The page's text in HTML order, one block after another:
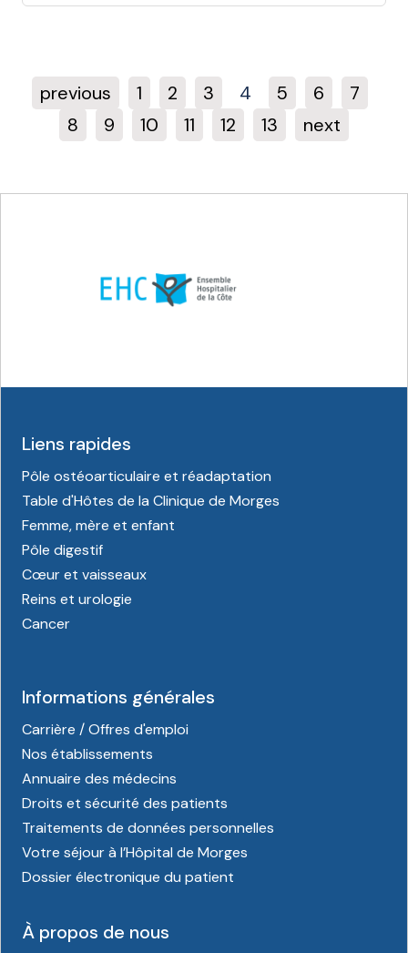
previous 1 2 3 4 5 6
7
8
9 10 11 12 13 next
Liens rapides
Pôle ostéoarticulaire et réadaptation
Table d'Hôtes de la Clinique de Morges
Femme, mère et enfant
Pôle digestif
Cœur et vaisseaux
Reins et urologie
Cancer
Informations générales
Carrière / Offres d'emploi
Nos établissements
Annuaire des médecins
Droits et sécurité des patients
Traitements de données personnelles
Votre séjour à l’Hôpital de Morges
Dossier électronique du patient
À propos de nous